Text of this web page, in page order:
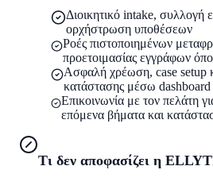
Διοικητικό intake, συλλογή
ορχήστρωση υποθέσεων
Ροές πιστοποιημένων
προετοιμασίας εγγράφων
Ασφαλή χρέωση, case setup
κατάστασης μέσω dashboard
Επικοινωνία με τον πελάτη
επόμενα βήματα και
Τι δεν αποφασίζει η